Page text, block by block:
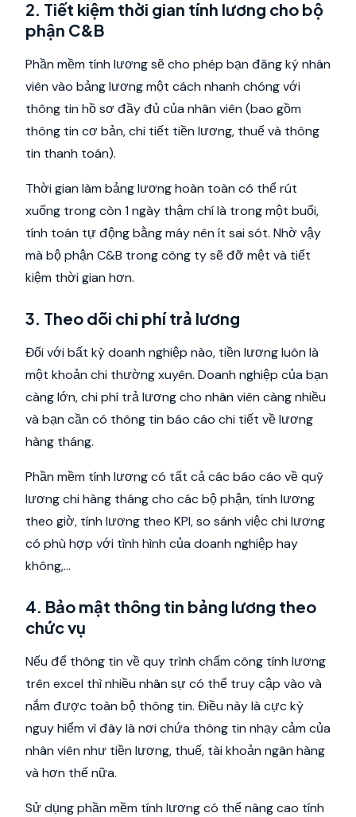
2. Tiết kiệm thời gian tính lương cho bộ
phận C&B
Phần mềm tính lương sẽ cho phép bạn đăng ký nhân
viên vào bảng lương một cách nhanh chóng với
thông tin hồ sơ đầy đủ của nhân viên (bao gồm
thông tin cơ bản, chi tiết tiền lương, thuế và thông
tin thanh toán).
Thời gian làm bảng lương hoàn toàn có thể rút
xuống trong còn 1 ngày thậm chí là trong một buổi,
tính toán tự động bằng máy nên ít sai sót. Nhờ vậy
mà bộ phận C&B trong công ty sẽ đỡ mệt và tiết
kiệm thời gian hơn.
3. Theo dõi chi phí trả lương
Đối với bất kỳ doanh nghiệp nào, tiền lương luôn là
một khoản chi thường xuyên. Doanh nghiệp của bạn
càng lớn, chi phí trả lương cho nhân viên càng nhiều
và bạn cần có thông tin báo cáo chi tiết về lương
hàng tháng.
Phần mềm tính lương có tất cả các báo cáo về quỹ
lương chi hàng tháng cho các bộ phận, tính lương
theo giờ, tính lương theo KPI, so sánh việc chi lương
có phù hợp với tình hình của doanh nghiệp hay
không,...
4. Bảo mật thông tin bảng lương theo
chức vụ
Nếu để thông tin về quy trình chấm công tính lương
trên excel thì nhiều nhân sự có thể truy cập vào và
nắm được toàn bộ thông tin. Điều này là cực kỳ
nguy hiểm vì đây là nơi chứa thông tin nhạy cảm của
nhân viên như tiền lương, thuế, tài khoản ngân hàng
và hơn thế nữa.
Sử dụng phần mềm tính lương có thể nâng cao tính